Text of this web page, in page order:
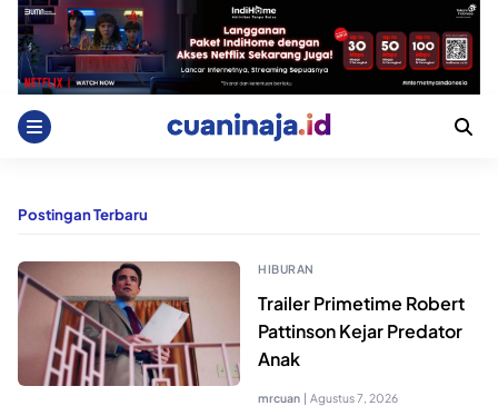
Skip
content
Postingan Terbaru
HIBURAN
Trailer Primetime Robert
Pattinson Kejar Predator
Anak
mrcuan | Agustus 7, 2026